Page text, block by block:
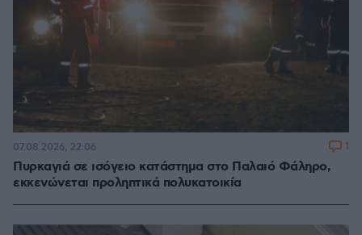
Πυρκαγιά σε ισόγειο κατάστημα στο Παλαιό Φάληρο,
εκκενώνεται προληπτικά πολυκατοικία
07.08.2026, 22:06 1